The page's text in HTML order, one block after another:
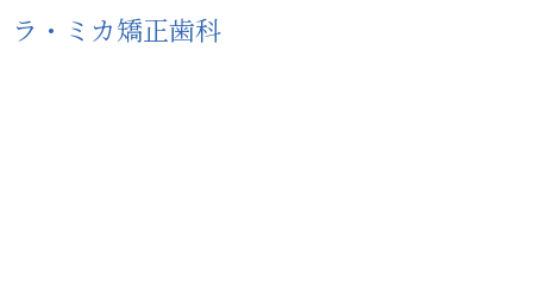
ラ・ミカ矯正歯科